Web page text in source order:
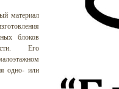
материал
блоков
Его
одно- или